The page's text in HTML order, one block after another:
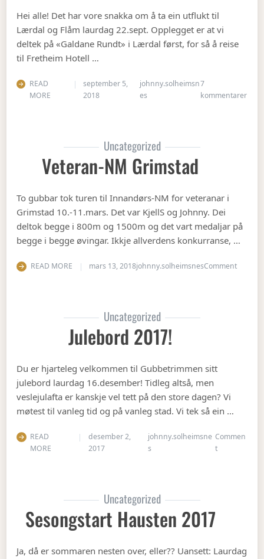
Hei alle! Det har vore snakka om å ta ein utflukt til
Lærdal og Flåm laurdag 22.sept. Opplegget er at vi
deltek på «Galdane Rundt» i Lærdal først, for så å reise
til Fretheim Hotell …
READ
MORE
september 5,
2018
johnny.solheimsn
es
7
kommentarertil
Uncategorized
Veteran-NM Grimstad
To gubbar tok turen til Innandørs-NM for veteranar i
Grimstad 10.-11.mars. Det var KjellS og Johnny. Dei
deltok begge i 800m og 1500m og det vart medaljar på
begge i begge øvingar. Ikkje allverdens konkurranse, …
READ MORE mars 13, 2018johnny.solheimsnesCommenton
Uncategorized
Julebord 2017!
Du er hjarteleg velkommen til Gubbetrimmen sitt
julebord laurdag 16.desember! Tidleg altså, men
veslejulafta er kanskje vel tett på den store dagen? Vi
møtest til vanleg tid og på vanleg stad. Vi tek så ein …
READ
MORE
desember 2,
2017
johnny.solheimsne
s
Commen
ton Julebord
Uncategorized
Sesongstart Hausten 2017
Ja, då er sommaren nesten over, eller?? Uansett: Laurdag